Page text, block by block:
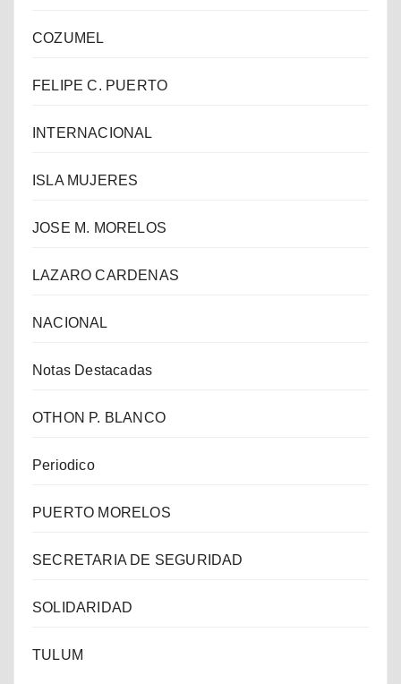
COZUMEL
FELIPE C. PUERTO
INTERNACIONAL
ISLA MUJERES
JOSE M. MORELOS
LAZARO CARDENAS
NACIONAL
Notas Destacadas
OTHON P. BLANCO
Periodico
PUERTO MORELOS
SECRETARIA DE SEGURIDAD
SOLIDARIDAD
TULUM